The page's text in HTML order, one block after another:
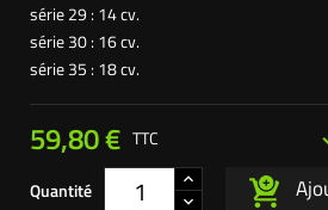
série 29 : 14 cv.
série 30 : 16 cv.
série 35 : 18 cv.
59,80 € TTC
Quantité